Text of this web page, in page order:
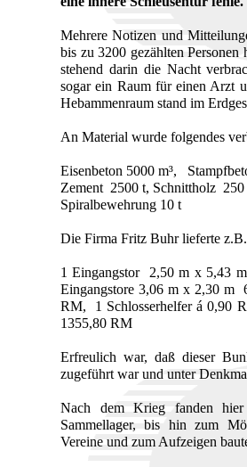
Mehrere Notizen und
bis zu 3200 gezählten Personen
stehend darin die Nacht
sogar ein Raum für einen Arzt
Hebammenraum stand im
An Material wurde folgendes
Eisenbeton 5000 m³,
Zement 2500 t, Schnittholz
Spiralbewehrung 10 t
Die Firma Fritz Buhr lieferte
1 Eingangstor 2,50 m x 5,43
Eingangstore 3,06 m x 2,30
RM, 1 Schlosserhelfer á
1355,80 RM
Erfreulich war, daß dieser
zugeführt war und unter
Nach dem Krieg fanden hier
Sammellager, bis hin zum
Vereine und zum Aufzeigen